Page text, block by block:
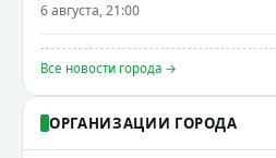
6 августа, 21:00
Все новости города →
ОРГАНИЗАЦИИ ГОРОДА